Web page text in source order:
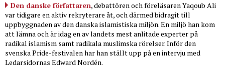
Den danske författaren, debattören och föreläsaren Yaqoub Ali
var tidigare en aktiv rekryterare åt, och därmed bidragit till
uppbyggnaden av den danska islamistiska miljön. En miljö han kom
att lämna och är idag en av landets mest anlitade experter på
radikal islamism samt radikala muslimska rörelser. Inför den
svenska Pride-festivalen har han ställt upp på en intervju med
Ledarsidornas Edward Nordén.